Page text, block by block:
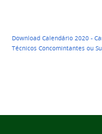
Download Calendário 2020 -
Técnicos Concomintantes ou